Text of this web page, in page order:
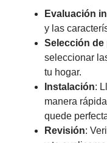
Evaluación
y las
Selección
seleccionar
tu hogar.
Instalación:
manera
quede
Revisión: